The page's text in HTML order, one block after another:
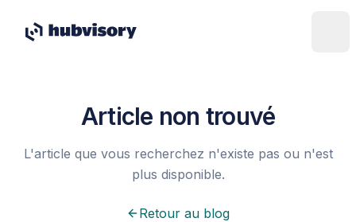
Article non trouvé
L'article que vous recherchez n'existe pas ou n'est
plus disponible.
Retour au blog